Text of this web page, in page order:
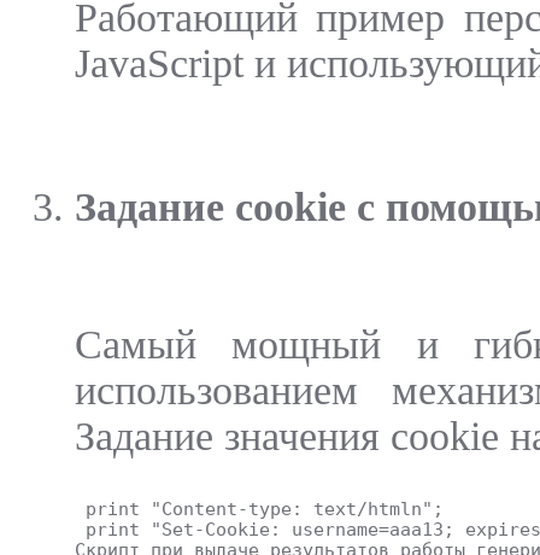
Работающий пример
JavaScript и
Задание cookie с
Самый мощный и
использованием
Задание значения cookie
print "Content-type: text/htmln";
print "Set-Cookie: username=aaa13;
Скрипт при выдаче результатов работы